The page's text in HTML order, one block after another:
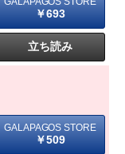
￥693
立ち読み
￥509